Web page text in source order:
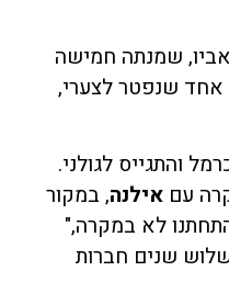
שמנתה חמישה
אחד שנפטר לצערי,
והתגייס לגולני.
עם אילנה, במקור
לא במקרה,"
שנים חברות